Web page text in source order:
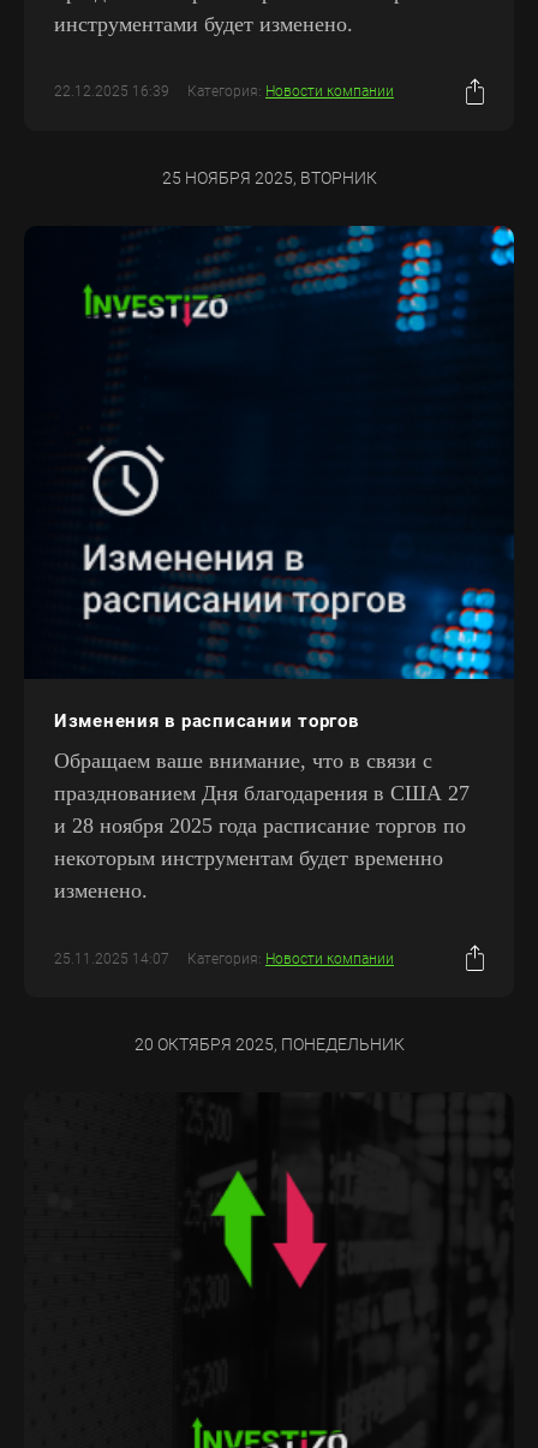
инструментами будет изменено.
22.12.2025 16:39 Категория: Новости компании
25 НОЯБРЯ 2025, ВТОРНИК
Изменения в расписании торгов
Обращаем ваше внимание, что в связи с
празднованием Дня благодарения в США 27
и 28 ноября 2025 года расписание торгов по
некоторым инструментам будет временно
изменено.
25.11.2025 14:07 Категория: Новости компании
20 ОКТЯБРЯ 2025, ПОНЕДЕЛЬНИК